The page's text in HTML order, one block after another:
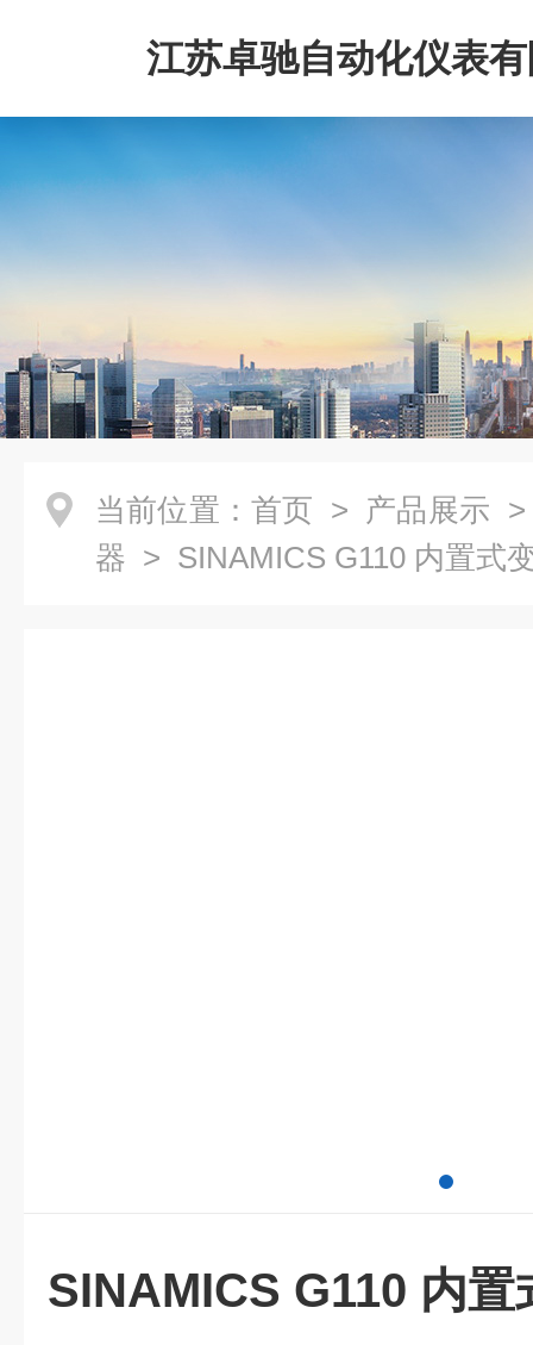
江苏卓驰自动化仪表
当前位置： 首页 > 产品展示
器 > SINAMICS G110 内置式
SINAMICS G110 内置